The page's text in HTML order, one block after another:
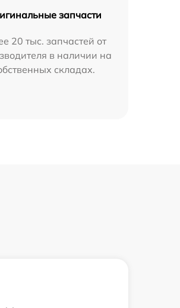
запчасти
20 тыс. запчастей от
в наличии на
складах.